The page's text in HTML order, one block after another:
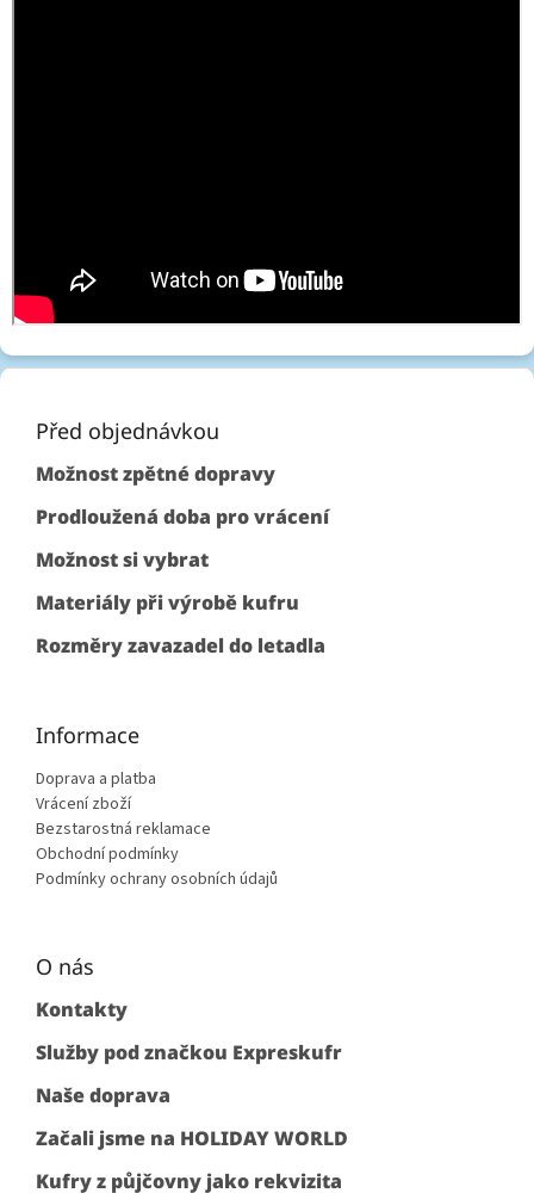
Z
Před objednávkou
Možnost zpětné dopravy
Prodloužená doba pro vrácení
Možnost si vybrat
Materiály při výrobě kufru
Rozměry zavazadel do letadla
Informace
Doprava a platba
Vrácení zboží
Bezstarostná reklamace
Obchodní podmínky
Podmínky ochrany osobních údajů
O nás
Kontakty
Služby pod značkou Expreskufr
Naše doprava
Začali jsme na HOLIDAY WORLD
Kufry z půjčovny jako rekvizita